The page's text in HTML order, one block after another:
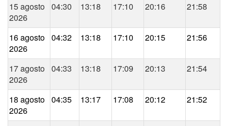
15 agosto
2026
04:30 13:18 17:10 20:16 21:58
16 agosto
2026
04:32 13:18 17:10 20:15 21:56
17 agosto
2026
04:33 13:18 17:09 20:13 21:54
18 agosto
2026
04:35 13:17 17:08 20:12 21:52